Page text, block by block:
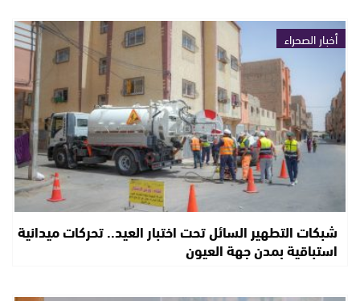
أخبار الصحراء
شبكات التطهير السائل تحت اختبار العيد.. تحركات ميدانية
استباقية بمدن جهة العيون